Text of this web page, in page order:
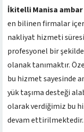
İkitelli Manisa ambar
en bilinen firmalar
nakliyat hizmeti
profesyonel bir
olanak tanımaktır.
bu hizmet sayesinde
yük taşıma desteği
olarak verdiğimiz bu
devam ettirilmektedir.